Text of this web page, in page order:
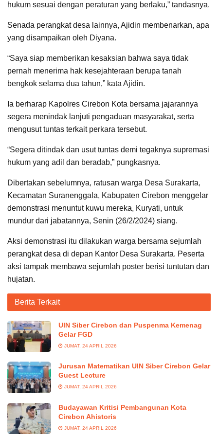
hukum sesuai dengan peraturan yang berlaku,” tandasnya.
Senada perangkat desa lainnya, Ajidin membenarkan, apa
yang disampaikan oleh Diyana.
“Saya siap memberikan kesaksian bahwa saya tidak
pernah menerima hak kesejahteraan berupa tanah
bengkok selama dua tahun,” kata Ajidin.
Ia berharap Kapolres Cirebon Kota bersama jajarannya
segera menindak lanjuti pengaduan masyarakat, serta
mengusut tuntas terkait perkara tersebut.
“Segera ditindak dan usut tuntas demi tegaknya supremasi
hukum yang adil dan beradab,” pungkasnya.
Dibertakan sebelumnya, ratusan warga Desa Surakarta,
Kecamatan Suranenggala, Kabupaten Cirebon menggelar
demonstrasi menuntut kuwu mereka, Kuryati, untuk
mundur dari jabatannya, Senin (26/2/2024) siang.
Aksi demonstrasi itu dilakukan warga bersama sejumlah
perangkat desa di depan Kantor Desa Surakarta. Peserta
aksi tampak membawa sejumlah poster berisi tuntutan dan
hujatan.
Berita Terkait
UIN Siber Cirebon dan Puspenma Kemenag
Gelar FGD
JUMAT, 24 APRIL 2026
Jurusan Matematikan UIN Siber Cirebon Gelar
Guest Lecture
JUMAT, 24 APRIL 2026
Budayawan Kritisi Pembangunan Kota
Cirebon Ahistoris
JUMAT, 24 APRIL 2026